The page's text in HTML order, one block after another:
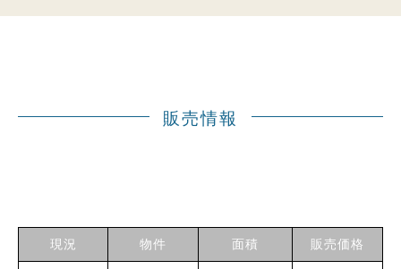
販売情報
現況 物件 面積 販売価格